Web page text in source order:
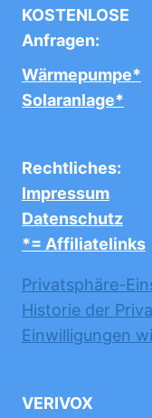
KOSTENLOSE
Anfragen:
Wärmepumpe*
Solaranlage*
Rechtliches:
Impressum
Datenschutz
*= Affiliatelinks
Privatsphäre-
Historie der
Einwilligungen
VERIVOX